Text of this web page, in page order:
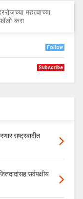
महत्वाच्या
करा
Follow
Subscribe
राष्ट्रवादीत
सर्वपक्षीय